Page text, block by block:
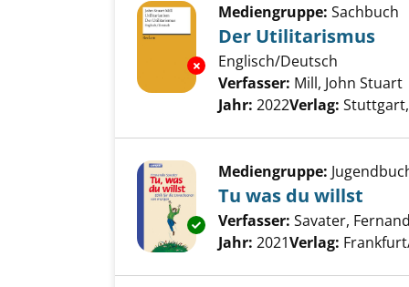
Exemplar-Details von Der
Mediengruppe: Sachbuch
Der Utilitarismus
Englisch/Deutsch
Verfasser: Mill, John Stuart
Jahr: 2022Verlag:
Exemplar-Details von Tu was
Mediengruppe:
Tu was du willst
Verfasser: Savater,
Jahr: 2021Verlag: